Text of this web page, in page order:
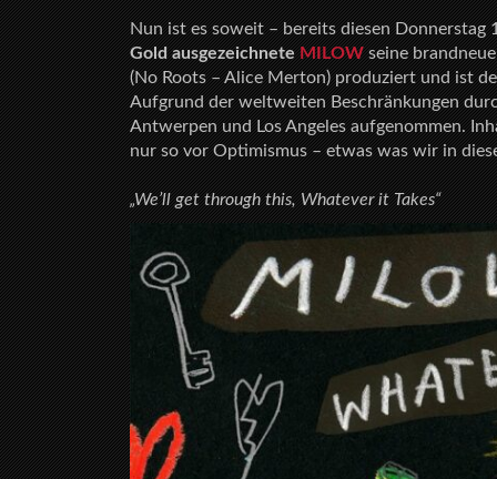
Nun ist es soweit – bereits diesen
Gold ausgezeichneteMILOWseine
(No Roots – Alice Merton) produziert und ist
Aufgrund der weltweiten Beschränkungen
Antwerpen und Los Angeles aufgenommen.
nur so vor Optimismus – etwas was wir in
„We’ll get through this, Whatever it Takes“